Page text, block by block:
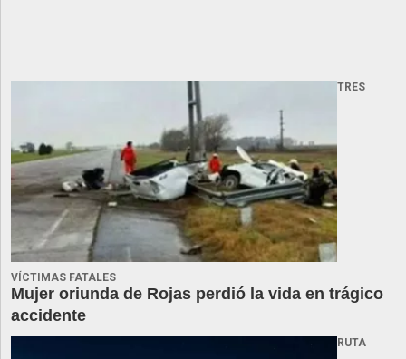
TRES
VÍCTIMAS FATALES
Mujer oriunda de Rojas perdió la vida en trágico
accidente
RUTA